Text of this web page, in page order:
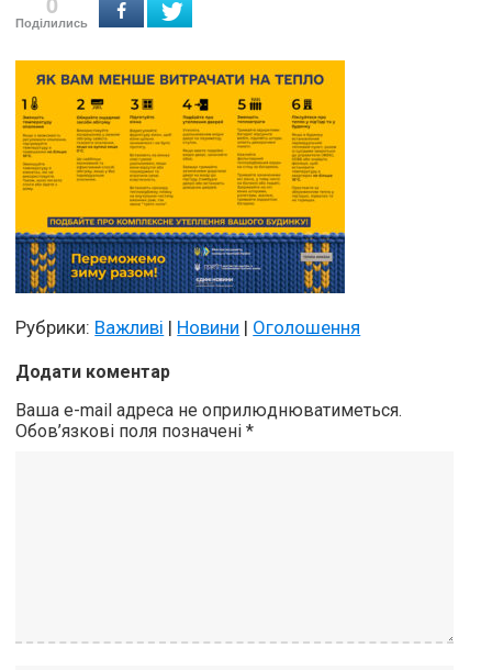
Поділились
Рубрики: Важливі | Новини | Оголошення
Додати коментар
Ваша e-mail адреса не оприлюднюватиметься.
Обов’язкові поля позначені*